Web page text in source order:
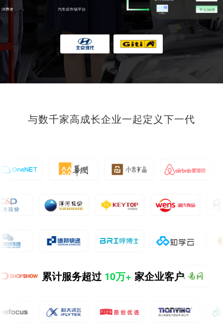
与数千家高成长企业一起定义下一代
累计服务超过10万+ 家企业客户